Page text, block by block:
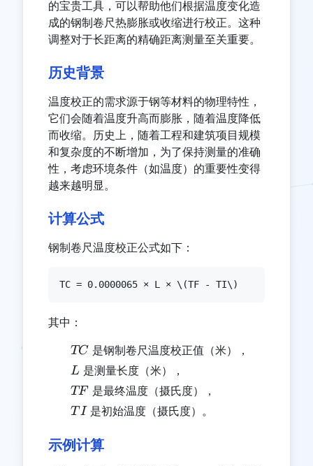
的宝贵工具，可以帮助他们根据温度变化造
成的钢制卷尺热膨胀或收缩进行校正。这种
调整对于长距离的精确距离测量至关重要。
历史背景
温度校正的需求源于钢等材料的物理特性，
它们会随着温度升高而膨胀，随着温度降低
而收缩。历史上，随着工程和建筑项目规模
和复杂度的不断增加，为了保持测量的准确
性，考虑环境条件（如温度）的重要性变得
越来越明显。
计算公式
钢制卷尺温度校正公式如下：
TC = 0.0000065 × L × \(TF - TI\)
其中：
TC
TC 是钢制卷尺温度校正值（米），
L
L 是测量长度（米），
TF
TF 是最终温度（摄氏度），
TI
T I是初始温度（摄氏度）。
示例计算